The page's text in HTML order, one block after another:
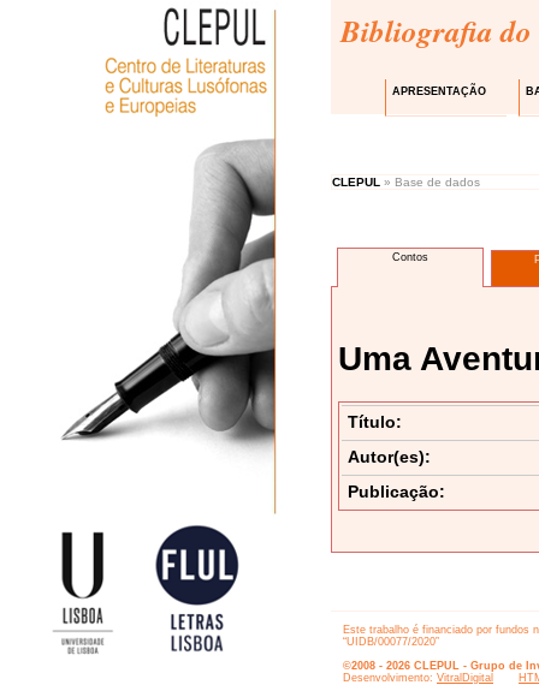
Bibliografia do
APRESENTAÇÃO
CLEPUL » Base de dados
Contos
Uma
Título:
Autor(es):
Publicação:
Este trabalho é financiado por fundos
“UIDB/00077/2020”
©2008 - 2026 CLEPUL - Grupo de
Desenvolvimento: VitralDigital